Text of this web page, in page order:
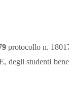
protocollo n.
degli studenti